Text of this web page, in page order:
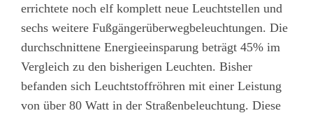
errichtete noch elf komplett neue Leuchtstellen und
sechs weitere Fußgängerüberwegbeleuchtungen. Die
durchschnittene Energieeinsparung beträgt 45% im
Vergleich zu den bisherigen Leuchten. Bisher
befanden sich Leuchtstoffröhren mit einer Leistung
von über 80 Watt in der Straßenbeleuchtung. Diese